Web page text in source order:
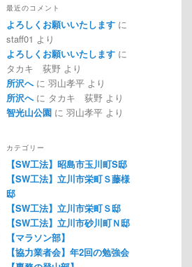
最近のコメント
よろしくお願いいたします に
staff01 より
よろしくお願いいたします に
タカキ 荻野 より
所沢へに羽山孝平 より
所沢へに タカキ 荻野 より
智光山公園 に羽山孝平 より
カテゴリー
【SW工法】昭島市玉川町S邸
【SW工法】立川市栄町Ｓ藤様
邸
【SW工法】立川市栄町Ｓ邸
【SW工法】立川市砂川町Ｎ邸
【マラソン部】
【協力業者会】年2回の勉強会